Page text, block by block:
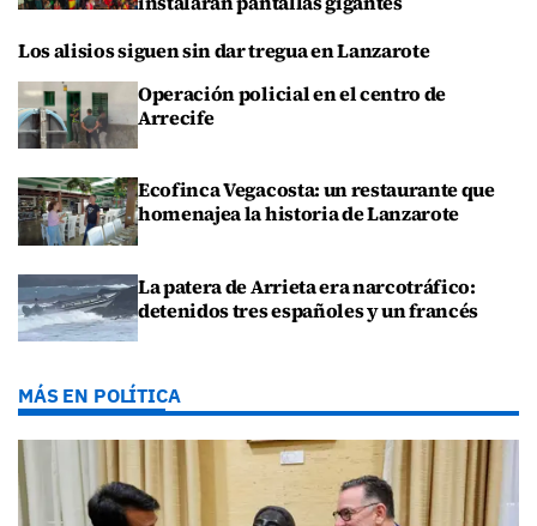
Los alisios siguen sin dar tregua en Lanzarote
Operación policial en el centro de
Arrecife
Ecofinca Vegacosta: un restaurante que
homenajea la historia de Lanzarote
La patera de Arrieta era narcotráfico:
detenidos tres españoles y un francés
MÁS EN POLÍTICA